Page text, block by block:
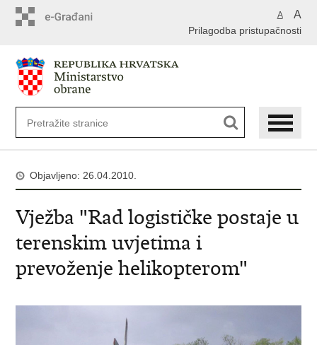
A A
Prilagodba pristupačnosti
Objavljeno: 26.04.2010.
Vježba "Rad logističke postaje u
terenskim uvjetima i
prevoženje helikopterom"